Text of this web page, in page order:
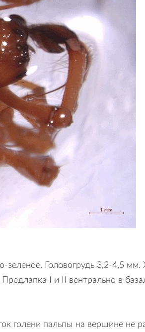
Головогрудь 3,2-4,5
I и II вентрально в
голени пальпы на вершине